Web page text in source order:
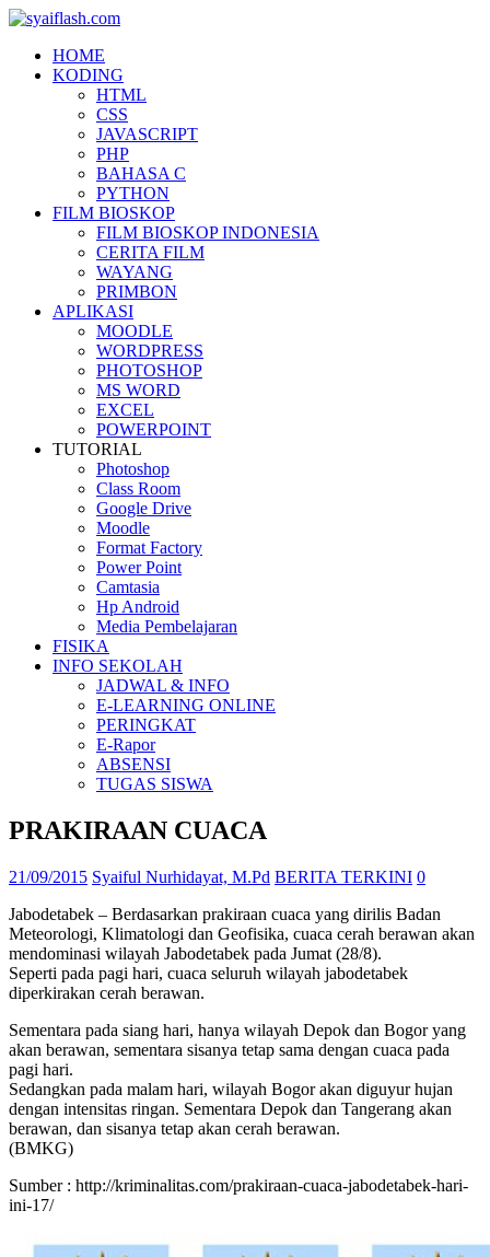
HOME
KODING
HTML
CSS
JAVASCRIPT
PHP
BAHASA C
PYTHON
FILM BIOSKOP
FILM BIOSKOP INDONESIA
CERITA FILM
WAYANG
PRIMBON
APLIKASI
MOODLE
WORDPRESS
PHOTOSHOP
MS WORD
EXCEL
POWERPOINT
TUTORIAL
Photoshop
Class Room
Google Drive
Moodle
Format Factory
Power Point
Camtasia
Hp Android
Media Pembelajaran
FISIKA
INFO SEKOLAH
JADWAL & INFO
E-LEARNING ONLINE
PERINGKAT
E-Rapor
ABSENSI
TUGAS SISWA
PRAKIRAAN CUACA
21/09/2015 Syaiful Nurhidayat, M.Pd BERITA TERKINI 0
Jabodetabek – Berdasarkan prakiraan cuaca yang dirilis Badan
Meteorologi, Klimatologi dan Geofisika, cuaca cerah berawan akan
mendominasi wilayah Jabodetabek pada Jumat (28/8).
Seperti pada pagi hari, cuaca seluruh wilayah jabodetabek
diperkirakan cerah berawan.
Sementara pada siang hari, hanya wilayah Depok dan Bogor yang
akan berawan, sementara sisanya tetap sama dengan cuaca pada
pagi hari.
Sedangkan pada malam hari, wilayah Bogor akan diguyur hujan
dengan intensitas ringan. Sementara Depok dan Tangerang akan
berawan, dan sisanya tetap akan cerah berawan.
(BMKG)
Sumber : http://kriminalitas.com/prakiraan-cuaca-jabodetabek-hari-
ini-17/